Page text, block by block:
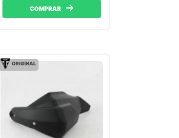
COMPRAR
ORIGINAL